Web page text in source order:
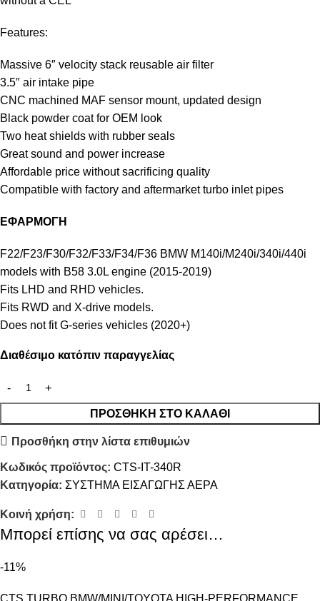
Features:
Massive 6″ velocity stack reusable air filter
3.5″ air intake pipe
CNC machined MAF sensor mount, updated design
Black powder coat for OEM look
Two heat shields with rubber seals
Great sound and power increase
Affordable price without sacrificing quality
Compatible with factory and aftermarket turbo inlet pipes
ΕΦΑΡΜΟΓΗ
F22/F23/F30/F32/F33/F34/F36 BMW M140i/M240i/340i/440i
models with B58 3.0L engine (2015-2019)
Fits LHD and RHD vehicles.
Fits RWD and X-drive models.
Does not fit G-series vehicles (2020+)
Διαθέσιμο κατόπιν παραγγελίας
ΠΡΟΣΘΉΚΗ ΣΤΟ ΚΑΛΆΘΙ
Προσθήκη στην λίστα επιθυμιών
Κωδικός προϊόντος: CTS-IT-340R
Κατηγορία: ΣΥΣΤΗΜΑ ΕΙΣΑΓΩΓΗΣ ΑΕΡΑ
Κοινή χρήση:
Μπορεί επίσης να σας αρέσει…
-11%
CTS TURBO BMW/MINI/TOYOTA HIGH-PERFORMANCE